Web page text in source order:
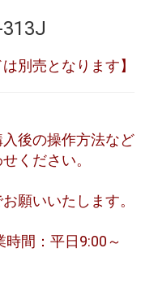
別売となります】
後の操作方法など
ください。
願いいたします。
間：平日9:00～